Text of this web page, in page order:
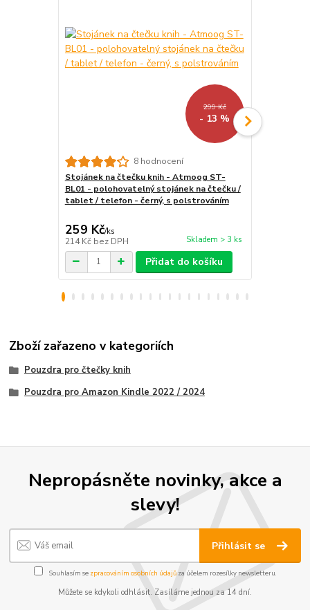
299 Kč
- 13 %
8 hodnocení
Stojánek na čtečku knih - Atmoog ST-
BL01 - polohovatelný stojánek na čtečku /
tablet / telefon - černý, s polstrováním
259 Kč/ks
214 Kč bez DPH Skladem > 3 ks
Přidat do košíku
Zboží zařazeno v kategoriích
Pouzdra pro čtečky knih
Pouzdra pro Amazon Kindle 2022 / 2024
Nepropásněte novinky, akce a
slevy!
Přihlásit se
Souhlasím se zpracováním osobních údajůza účelem rozesílky newsletteru.
Můžete se kdykoli odhlásit. Zasíláme jednou za 14 dní.